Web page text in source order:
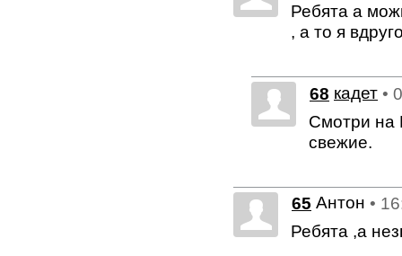
Ребята а
, а то я
68 кадет •
Смотри на
свежие.
65 Антон •
Ребята ,а